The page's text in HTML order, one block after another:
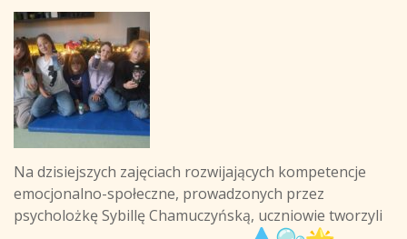
Na dzisiejszych zajęciach rozwijających kompetencje
emocjonalno-społeczne, prowadzonych przez
psycholożkę Sybillę Chamuczyńską, uczniowie tworzyli